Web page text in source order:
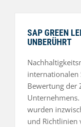
SAP GREEN
UNBERÜHRT
internationalen
Bewertung der
wurden
und Richtlinien